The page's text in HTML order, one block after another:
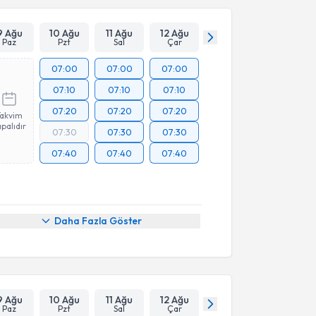
Ağu
Paz
10 Ağu
Pzt
11 Ağu
Sal
12 Ağu
Çar
07:00
07:10
07:20
07:30
07:40
07:00
07:10
07:20
07:30
07:40
07:00
07:10
07:20
07:30
07:40
Daha Fazla Göster
Ağu
Paz
10 Ağu
Pzt
11 Ağu
Sal
12 Ağu
Çar